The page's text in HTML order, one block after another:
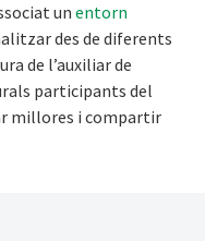
un entorn
des de diferents
de l’auxiliar de
participants del
millores i compartir